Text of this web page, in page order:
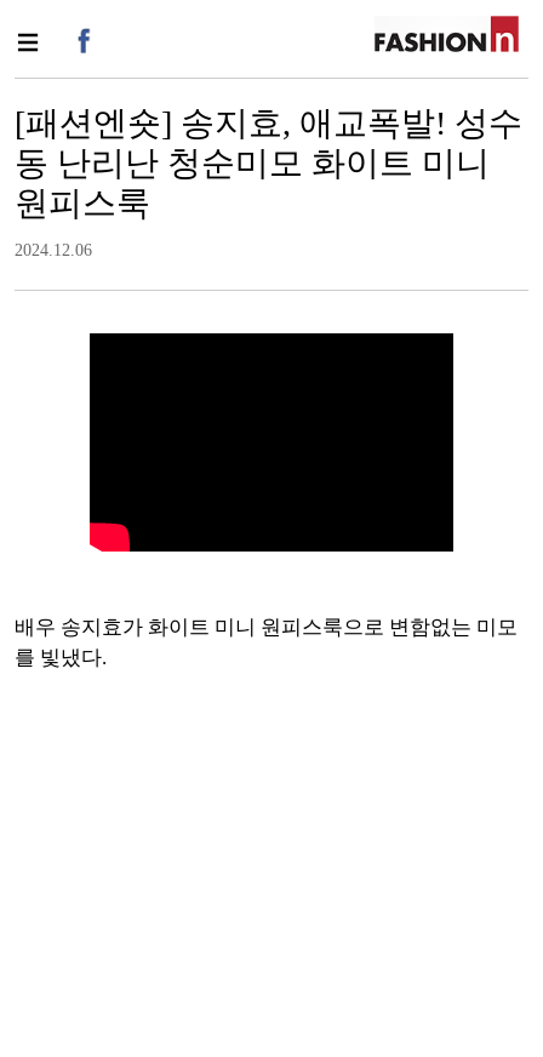
[패션엔숏] 송지효, 애교폭발! 성수
동 난리난 청순미모 화이트 미니
원피스룩
2024.12.06
배우 송지효가 화이트 미니 원피스룩으로 변함없는 미모
를 빛냈다.